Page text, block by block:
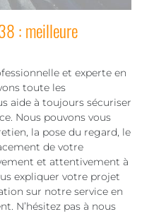
: meilleure
et experte en
toute les
aide à toujours sécuriser
Nous pouvons vous
la pose du regard, le
de votre
et attentivement à
expliquer votre projet
sur notre service en
N’hésitez pas à nous